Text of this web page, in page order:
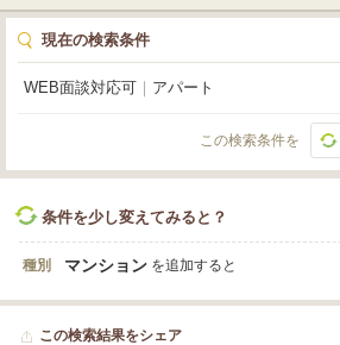
現在の検索条件
WEB面談対応可 アパート
この検索条件を
条件を少し変えてみると？
種別 マンション を追加すると
この検索結果をシェア